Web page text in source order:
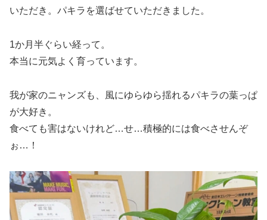
いただき。パキラを選ばせていただきました。
1か月半ぐらい経って。
本当に元気よく育っています。
我が家のニャンズも、風にゆらゆら揺れるパキラの葉っぱ
が大好き。
食べても害はないけれど…せ…積極的には食べさせんぞ
ぉ…！